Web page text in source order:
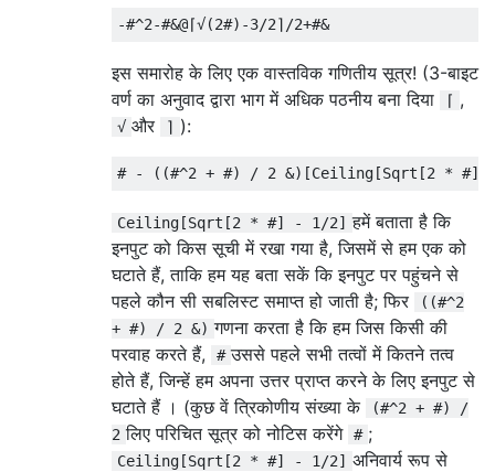
इस समारोह के लिए एक वास्तविक गणितीय सूत्र! (3-बाइट
वर्ण का अनुवाद द्वारा भाग में अधिक पठनीय बना दिया
⌈ ,
√ और ⌉ ):
Ceiling[Sqrt[2 * #] - 1/2] हमें बताता है कि
इनपुट को किस सूची में रखा गया है, जिसमें से हम एक को
घटाते हैं, ताकि हम यह बता सकें कि इनपुट पर पहुंचने से
पहले कौन सी सबलिस्ट समाप्त हो जाती है; फिर
((#^2
+ #) / 2 &) गणना करता है कि हम जिस किसी की
परवाह करते हैं,
# उससे पहले सभी तत्वों में कितने तत्व
होते हैं, जिन्हें हम अपना उत्तर प्राप्त करने के लिए इनपुट से
घटाते हैं । (कुछ वें त्रिकोणीय संख्या के
(#^2 + #) /
2 लिए परिचित सूत्र को नोटिस करेंगे # ;
Ceiling[Sqrt[2 * #] - 1/2] अनिवार्य रूप से